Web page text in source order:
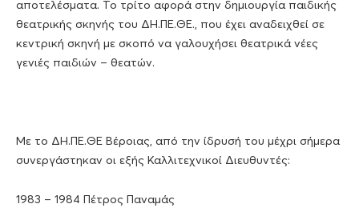
αποτελέσματα. Το τρίτο αφορά στην δημιουργία παιδικής
θεατρικής σκηνής του ΔΗ.ΠΕ.ΘΕ., που έχει αναδειχθεί σε
κεντρική σκηνή με σκοπό να γαλουχήσει θεατρικά νέες
γενιές παιδιών – θεατών.
Με το ΔΗ.ΠΕ.ΘΕ Βέροιας, από την ίδρυσή του μέχρι σήμερα
συνεργάστηκαν οι εξής Καλλιτεχνικοί Διευθυντές:
1983 – 1984 Πέτρος Παναμάς